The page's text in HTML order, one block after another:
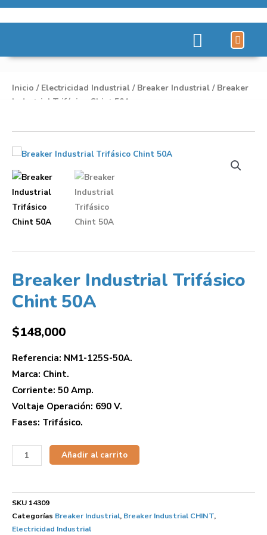
Inicio / Electricidad Industrial / Breaker Industrial / Breaker
Industrial Trifásico Chint 50A
Breaker Industrial Trifásico
Chint 50A
$148,000
Referencia: NM1-125S-50A.
Marca: Chint.
Corriente: 50 Amp.
Voltaje Operación: 690 V.
Fases: Trifásico.
Añadir al carrito
SKU 14309
Categorías Breaker Industrial, Breaker Industrial CHINT,
Electricidad Industrial